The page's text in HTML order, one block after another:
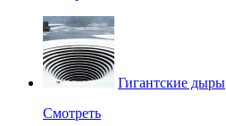
Гигантские дыры
Смотреть